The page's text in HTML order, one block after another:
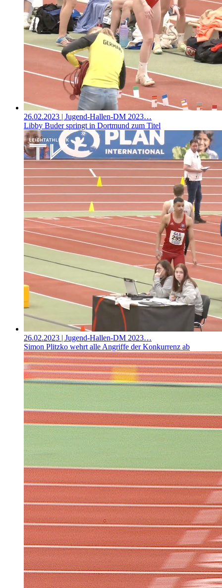
26.02.2023 | Jugend-Hallen-DM 2023…
Libby Buder springt in Dortmund zum Titel
26.02.2023 | Jugend-Hallen-DM 2023…
Simon Plitzko wehrt alle Angriffe der Konkurrenz ab